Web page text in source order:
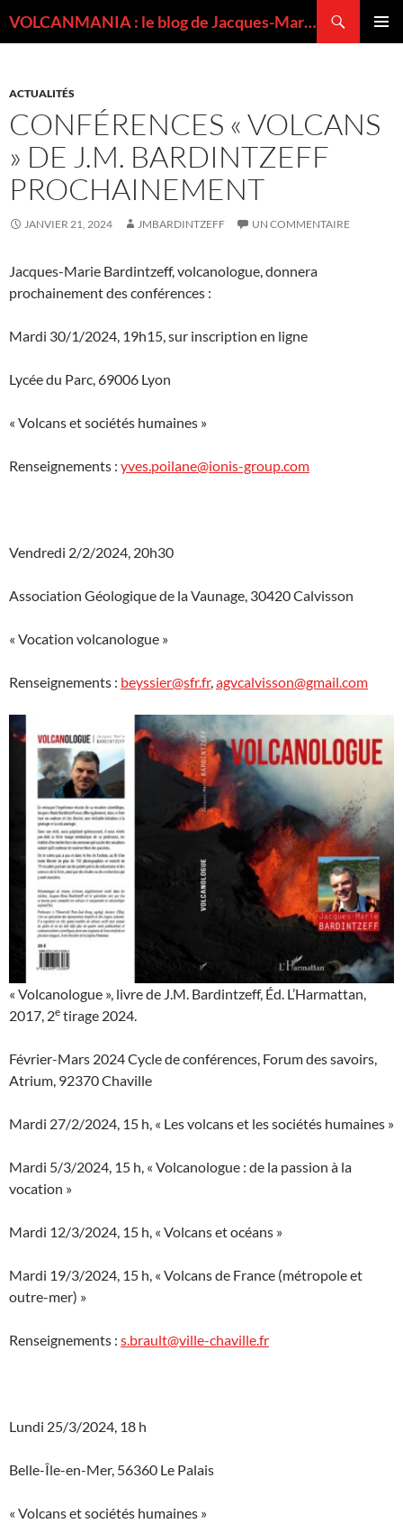
VOLCANMANIA : le blog de Jacques-Marie BARDINTZEFF, volcanologue
ACTUALITÉS
CONFÉRENCES « VOLCANS
» DE J.M. BARDINTZEFF
PROCHAINEMENT
JANVIER 21, 2024 JMBARDINTZEFF UN COMMENTAIRE
Jacques-Marie Bardintzeff, volcanologue, donnera
prochainement des conférences :
Mardi 30/1/2024, 19h15, sur inscription en ligne
Lycée du Parc, 69006 Lyon
« Volcans et sociétés humaines »
Renseignements : yves.poilane@ionis-group.com
Vendredi 2/2/2024, 20h30
Association Géologique de la Vaunage, 30420 Calvisson
« Vocation volcanologue »
Renseignements : beyssier@sfr.fr,agvcalvisson@gmail.com
« Volcanologue », livre de J.M. Bardintzeff, Éd. L’Harmattan,
2017, 2e tirage 2024.
Février-Mars 2024 Cycle de conférences, Forum des savoirs,
Atrium, 92370 Chaville
Mardi 27/2/2024, 15 h, « Les volcans et les sociétés humaines »
Mardi 5/3/2024, 15 h, « Volcanologue : de la passion à la
vocation »
Mardi 12/3/2024, 15 h, « Volcans et océans »
Mardi 19/3/2024, 15 h, « Volcans de France (métropole et
outre-mer) »
Renseignements : s.brault@ville-chaville.fr
Lundi 25/3/2024, 18 h
Belle-Île-en-Mer, 56360 Le Palais
« Volcans et sociétés humaines »